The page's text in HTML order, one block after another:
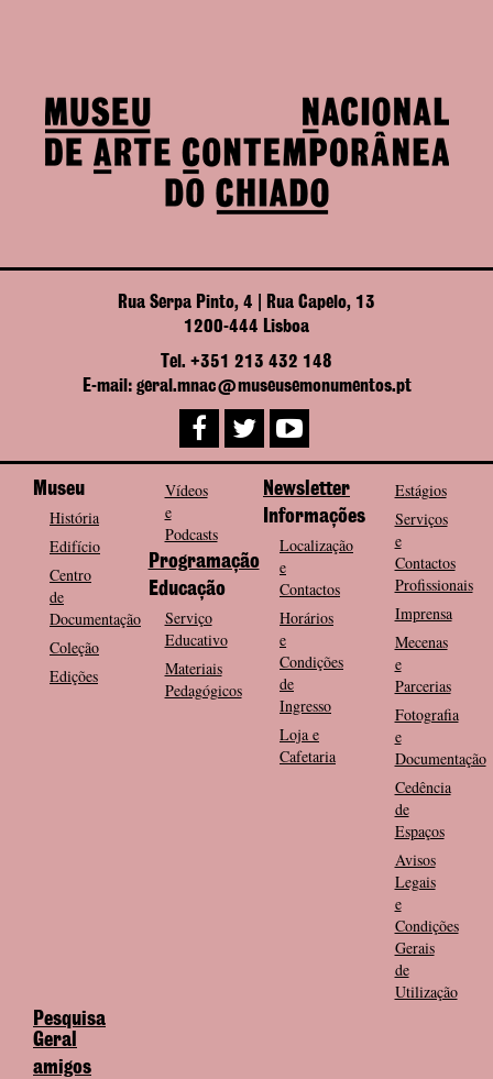
Rua Serpa Pinto, 4 | Rua Capelo, 13
1200-444 Lisboa
Tel. +351 213 432 148
E-mail: geral.mnac@museusemonumentos.pt
Museu
História
Edifício
Centro
de
Documentação
Coleção
Edições
Vídeos
e
Podcasts
Programação
Educação
Serviço
Educativo
Materiais
Pedagógicos
Newsletter
Informações
Localização
e
Contactos
Horários
e
Condições
de
Ingresso
Loja e
Cafetaria
Estágios
Serviços
e
Contactos
Profissionais
Imprensa
Mecenas
e
Parcerias
Fotografia
e
Documentação
Cedência
de
Espaços
Avisos
Legais
e
Condições
Gerais
de
Utilização
Pesquisa
Geral
amigos